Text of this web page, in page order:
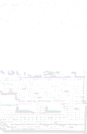
- 16.09.2024
aus Lift -
umgestürzt -
- 14.08.2024